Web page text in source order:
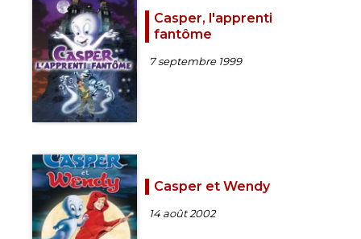
Casper, l'apprenti
fantôme
7 septembre 1999
Casper et Wendy
14 août 2002